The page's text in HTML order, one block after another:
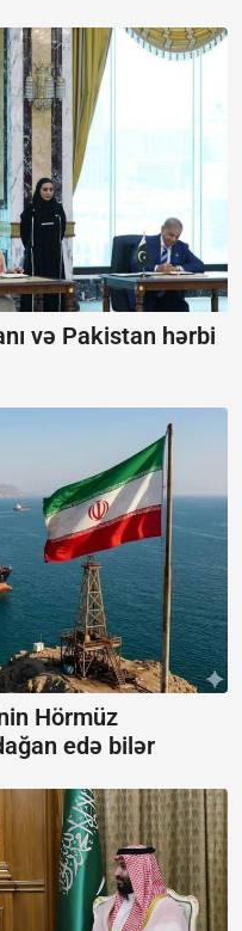
və Pakistan hərbi
Hörmüz
edə bilər